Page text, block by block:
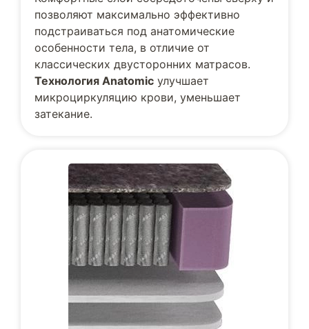
позволяют максимально эффективно
подстраиваться под анатомические
особенности тела, в отличие от
классических двусторонних матрасов.
Технология Anatomic улучшает
микроциркуляцию крови, уменьшает
затекание.